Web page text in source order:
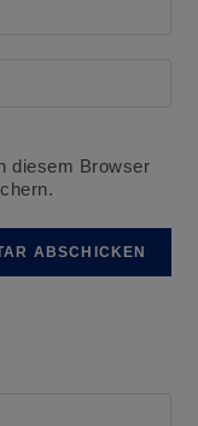
diesem Browser